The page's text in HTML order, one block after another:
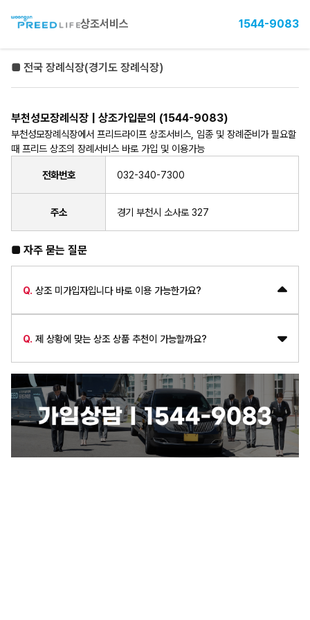
상조서비스 1544-9083
■ 전국 장례식장(경기도 장례식장)
부천성모장례식장 | 상조가입문의 (1544-9083)
부천성모장례식장에서 프리드라이프 상조서비스, 임종 및 장례준비가 필요할
때 프리드 상조의 장례서비스 바로 가입 및 이용가능
전화번호 032-340-7300
주소 경기 부천시 소사로 327
■ 자주 묻는 질문
Q. 상조 미가입자입니다 바로 이용 가능한가요?
Q. 제 상황에 맞는 상조 상품 추천이 가능할까요?